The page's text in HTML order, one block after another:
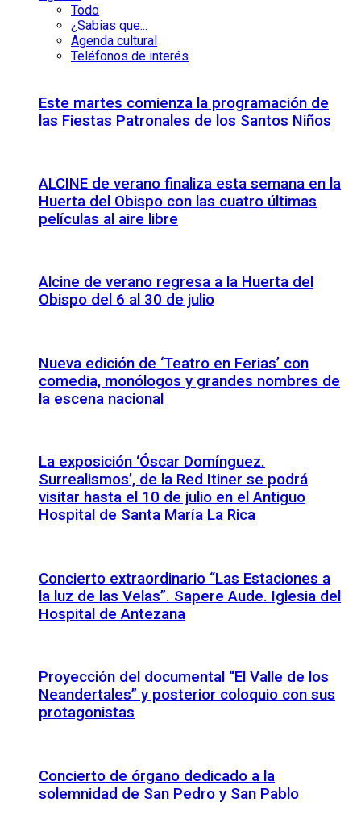
Todo
¿Sabias que...
Agenda cultural
Teléfonos de interés
Este martes comienza la programación de
las Fiestas Patronales de los Santos Niños
ALCINE de verano finaliza esta semana en la
Huerta del Obispo con las cuatro últimas
películas al aire libre
Alcine de verano regresa a la Huerta del
Obispo del 6 al 30 de julio
Nueva edición de ‘Teatro en Ferias’ con
comedia, monólogos y grandes nombres de
la escena nacional
La exposición ‘Óscar Domínguez.
Surrealismos’, de la Red Itiner se podrá
visitar hasta el 10 de julio en el Antiguo
Hospital de Santa María La Rica
Concierto extraordinario “Las Estaciones a
la luz de las Velas”. Sapere Aude. Iglesia del
Hospital de Antezana
Proyección del documental “El Valle de los
Neandertales” y posterior coloquio con sus
protagonistas
Concierto de órgano dedicado a la
solemnidad de San Pedro y San Pablo